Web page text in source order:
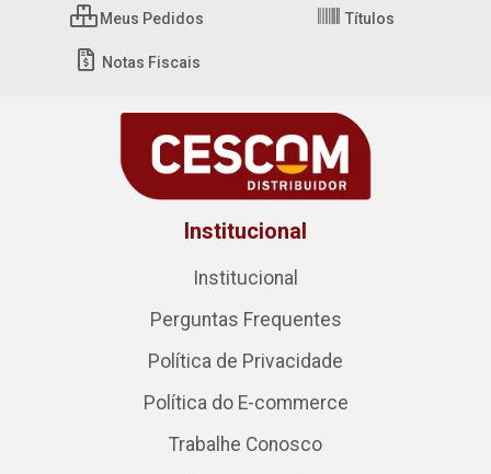
Meus Pedidos Títulos
Notas Fiscais
Institucional
Institucional
Perguntas Frequentes
Política de Privacidade
Política do E-commerce
Trabalhe Conosco